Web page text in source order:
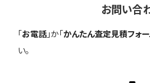
お問い合
「お電話 」か「かんたん査定見積フォ
い。